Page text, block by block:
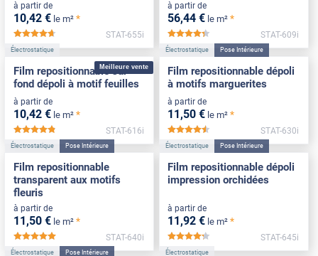
à partir de
10,42 € le m² *
*****
STAT-655i
à partir de
56,44 € le m² *
*****
STAT-609i
Meilleure vente
Électrostatique
Film repositionnable sur
fond dépoli à motif feuilles
à partir de
10,42 € le m² *
*****
STAT-616i
Électrostatique Pose Intérieure
Film repositionnable dépoli
à motifs marguerites
à partir de
11 ,50 € le m² *
*****
STAT-630i
Électrostatique Pose Intérieure
Film repositionnable
transparent aux motifs
fleuris
à partir de
11 ,50 € le m² *
STAT-640i
Électrostatique Pose Intérieure
Film repositionnable dépoli
impression orchidées
à partir de
11 ,92 € le m² *
*****
STAT-645i
Électrostatique Pose Intérieure Électrostatique